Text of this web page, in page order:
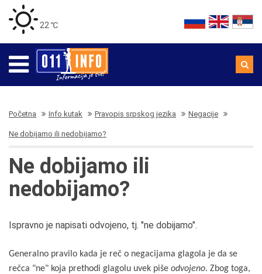
22 ℃
Početna Info kutak Pravopis srpskog jezika Negacije
Ne dobijamo ili nedobijamo?
Ne dobijamo ili
nedobijamo?
Ispravno je napisati odvojeno, tj. "ne dobijamo".
Generalno pravilo kada je reč o negacijama glagola je da se
rečca "ne" koja prethodi glagolu uvek piše odvojeno. Zbog toga,